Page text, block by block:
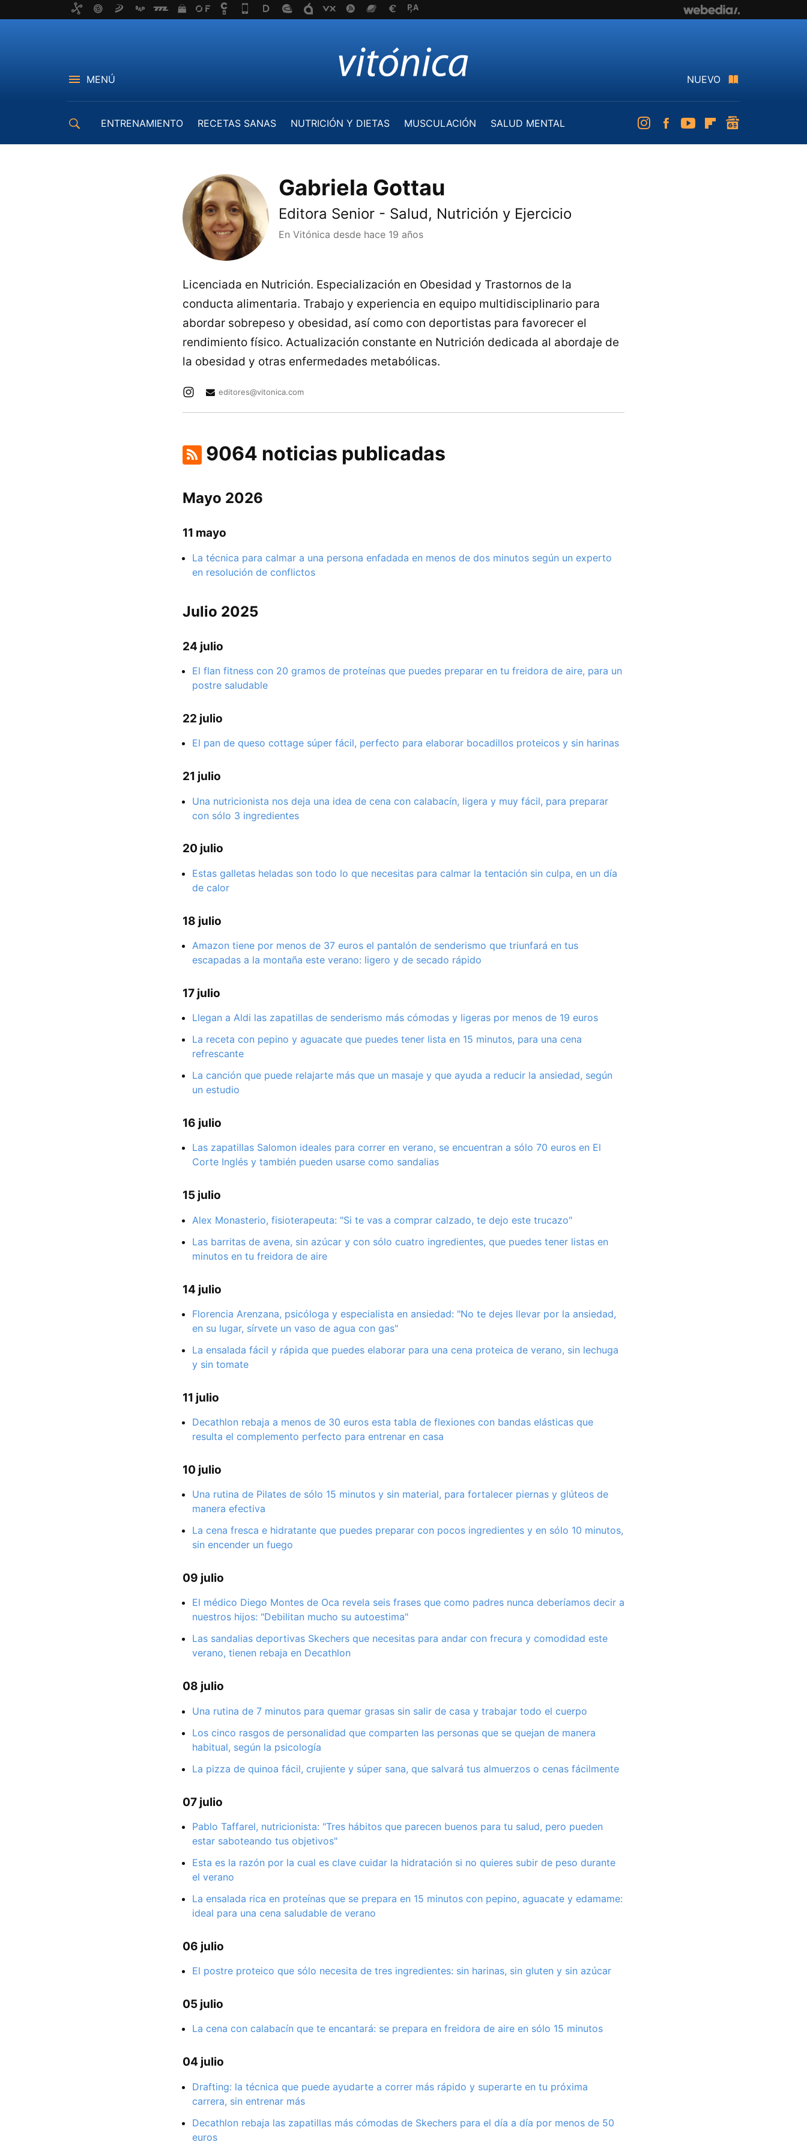
MENÚ NUEVO
ENTRENAMIENTO RECETAS SANAS NUTRICIÓN Y DIETAS MUSCULACIÓN
SALUD MENTAL
InstagramFacebookYoutubeFlipboard
Gabriela Gottau
Editora Senior - Salud, Nutrición y Ejercicio
En Vitónica desde hace 19 años
Licenciada en Nutrición. Especialización en Obesidad y Trastornos de la
conducta alimentaria. Trabajo y experiencia en equipo multidisciplinario para
abordar sobrepeso y obesidad, así como con deportistas para favorecer el
rendimiento físico. Actualización constante en Nutrición dedicada al abordaje de
la obesidad y otras enfermedades metabólicas.
editores@vitonica.com
9064 noticias publicadas
Mayo 2026
11 mayo
La técnica para calmar a una persona enfadada en menos de dos minutos según un experto
en resolución de conflictos
Julio 2025
24 julio
El flan fitness con 20 gramos de proteínas que puedes preparar en tu freidora de aire, para un
postre saludable
22 julio
El pan de queso cottage súper fácil, perfecto para elaborar bocadillos proteicos y sin harinas
21 julio
Una nutricionista nos deja una idea de cena con calabacín, ligera y muy fácil, para preparar
con sólo 3 ingredientes
20 julio
Estas galletas heladas son todo lo que necesitas para calmar la tentación sin culpa, en un día
de calor
18 julio
Amazon tiene por menos de 37 euros el pantalón de senderismo que triunfará en tus
escapadas a la montaña este verano: ligero y de secado rápido
17 julio
Llegan a Aldi las zapatillas de senderismo más cómodas y ligeras por menos de 19 euros
La receta con pepino y aguacate que puedes tener lista en 15 minutos, para una cena
refrescante
La canción que puede relajarte más que un masaje y que ayuda a reducir la ansiedad, según
un estudio
16 julio
Las zapatillas Salomon ideales para correr en verano, se encuentran a sólo 70 euros en El
Corte Inglés y también pueden usarse como sandalias
15 julio
Alex Monasterio, fisioterapeuta: "Si te vas a comprar calzado, te dejo este trucazo"
Las barritas de avena, sin azúcar y con sólo cuatro ingredientes, que puedes tener listas en
minutos en tu freidora de aire
14 julio
Florencia Arenzana, psicóloga y especialista en ansiedad: "No te dejes llevar por la ansiedad,
en su lugar, sírvete un vaso de agua con gas"
La ensalada fácil y rápida que puedes elaborar para una cena proteica de verano, sin lechuga
y sin tomate
11 julio
Decathlon rebaja a menos de 30 euros esta tabla de flexiones con bandas elásticas que
resulta el complemento perfecto para entrenar en casa
10 julio
Una rutina de Pilates de sólo 15 minutos y sin material, para fortalecer piernas y glúteos de
manera efectiva
La cena fresca e hidratante que puedes preparar con pocos ingredientes y en sólo 10 minutos,
sin encender un fuego
09 julio
El médico Diego Montes de Oca revela seis frases que como padres nunca deberíamos decir a
nuestros hijos: "Debilitan mucho su autoestima"
Las sandalias deportivas Skechers que necesitas para andar con frecura y comodidad este
verano, tienen rebaja en Decathlon
08 julio
Una rutina de 7 minutos para quemar grasas sin salir de casa y trabajar todo el cuerpo
Los cinco rasgos de personalidad que comparten las personas que se quejan de manera
habitual, según la psicología
La pizza de quinoa fácil, crujiente y súper sana, que salvará tus almuerzos o cenas fácilmente
07 julio
Pablo Taffarel, nutricionista: "Tres hábitos que parecen buenos para tu salud, pero pueden
estar saboteando tus objetivos"
Esta es la razón por la cual es clave cuidar la hidratación si no quieres subir de peso durante
el verano
La ensalada rica en proteínas que se prepara en 15 minutos con pepino, aguacate y edamame:
ideal para una cena saludable de verano
06 julio
El postre proteico que sólo necesita de tres ingredientes: sin harinas, sin gluten y sin azúcar
05 julio
La cena con calabacín que te encantará: se prepara en freidora de aire en sólo 15 minutos
04 julio
Drafting: la técnica que puede ayudarte a correr más rápido y superarte en tu próxima
carrera, sin entrenar más
Decathlon rebaja las zapatillas más cómodas de Skechers para el día a día por menos de 50
euros